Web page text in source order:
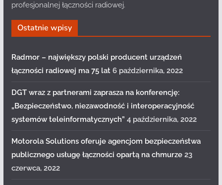
profesjonalnej łączności radiowej.
Ostatnie wpisy
Radmor – największy polski producent urządzeń
łączności radiowej ma 75 lat 6 października, 2022
DGT wraz z partnerami zaprasza na konferencję:
„Bezpieczeństwo, niezawodność i interoperacyjność
systemów teleinformatycznych” 4 października, 2022
Motorola Solutions oferuje agencjom bezpieczeństwa
publicznego usługę łączności opartą na chmurze 23
czerwca, 2022